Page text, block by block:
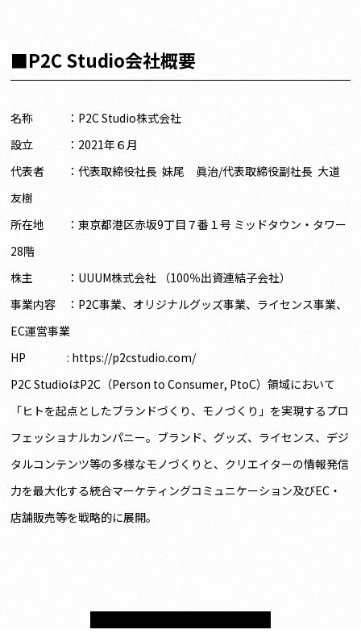
■P2C Studio会社概要
名称 ：P2C Studio株式会社
設立 ：2021年６月
代表者 ：代表取締役社長 妹尾 眞治/代表取締役副社長 大道
友樹
所在地 ：東京都港区赤坂9丁目７番１号 ミッドタウン・タワー
28階
株主 ：UUUM株式会社 （100％出資連結子会社）
事業内容 ：P2C事業、オリジナルグッズ事業、ライセンス事業、
EC運営事業
HP : https://p2cstudio.com/
P2C StudioはP2C（Person to Consumer, PtoC）領域において
「ヒトを起点としたブランドづくり、モノづくり」を実現するプロ
フェッショナルカンパニー。ブランド、グッズ、ライセンス、デジ
タルコンテンツ等の多様なモノづくりと、クリエイターの情報発信
力を最大化する統合マーケティングコミュニケーション及びEC・
店舗販売等を戦略的に展開。